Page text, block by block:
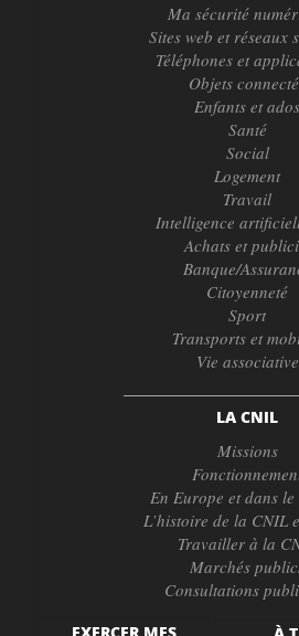
Ma sécurité
Sites web et réseaux
Téléphones et
Objets
Enfants et ados
Santé
Social
Logement
Travail
Intelligence
Achats et
Banque/
Citoyenneté
Sport
Transports et
Vie associative
LA CNIL
Missions
En Europe et dans le
L’histoire de la CNIL
Travailler à la
Marchés
Consultations